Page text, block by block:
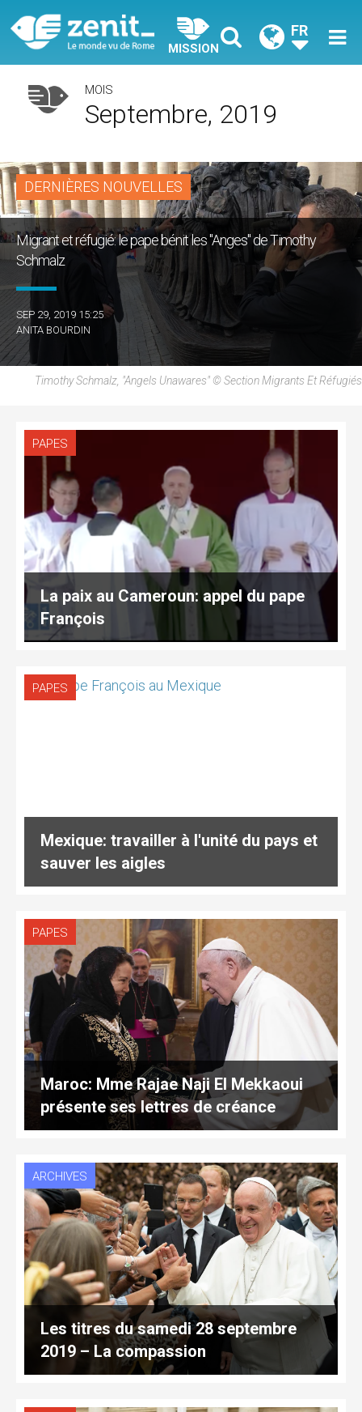
MISSION
FR
MOIS
Septembre, 2019
DERNIÈRES NOUVELLES
Migrant et réfugié: le pape bénit les "Anges" de Timothy
Schmalz
SEP 29, 2019 15:25
ANITA BOURDIN
Timothy Schmalz, "Angels Unawares" © Section Migrants Et Réfugiés
PAPES
La paix au Cameroun: appel du pape
François
PAPES
Mexique: travailler à l'unité du pays et
sauver les aigles
PAPES
Maroc: Mme Rajae Naji El Mekkaoui
présente ses lettres de créance
ARCHIVES
Les titres du samedi 28 septembre
2019 – La compassion